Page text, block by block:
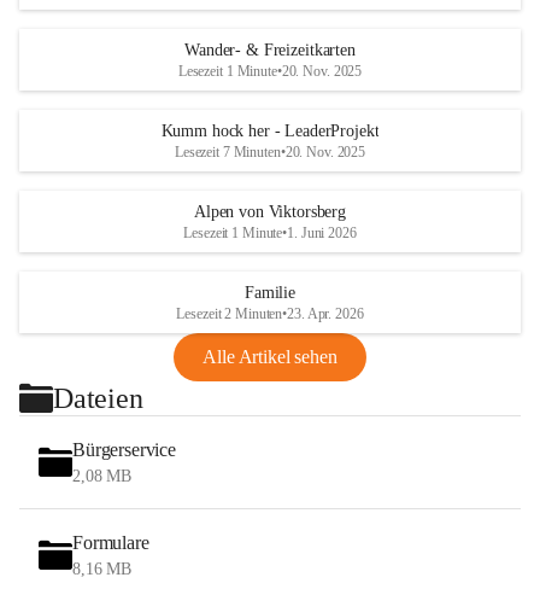
Wander- & Freizeitkarten
Lesezeit 1 Minute•20. Nov. 2025
Kumm hock her - LeaderProjekt
Lesezeit 7 Minuten•20. Nov. 2025
Alpen von Viktorsberg
Lesezeit 1 Minute•1. Juni 2026
Familie
Lesezeit 2 Minuten•23. Apr. 2026
Alle Artikel sehen
Dateien
Bürgerservice
2,08 MB
Formulare
8,16 MB